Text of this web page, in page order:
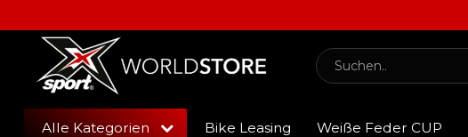
Alle Kategorien Bike Leasing Weiße Feder CUP